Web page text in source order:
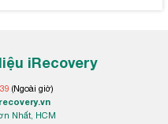
iRecovery
(Ngoài giờ)
Nhất, HCM